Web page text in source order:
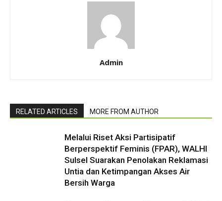
Admin
RELATED ARTICLES MORE FROM AUTHOR
Melalui Riset Aksi Partisipatif
Berperspektif Feminis (FPAR), WALHI
Sulsel Suarakan Penolakan Reklamasi
Untia dan Ketimpangan Akses Air
Bersih Warga